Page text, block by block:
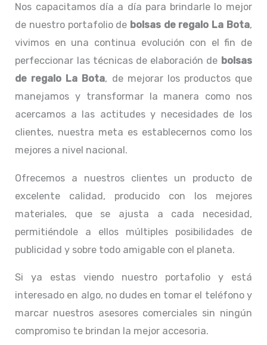
Nos capacitamos día a día para brindarle lo mejor
de nuestro portafolio de bolsas de regalo La Bota,
vivimos en una continua evolución con el fin de
perfeccionar las técnicas de elaboración de bolsas
de regalo La Bota, de mejorar los productos que
manejamos y transformar la manera como nos
acercamos a las actitudes y necesidades de los
clientes, nuestra meta es establecernos como los
mejores a nivel nacional.
Ofrecemos a nuestros clientes un producto de
excelente calidad, producido con los mejores
materiales, que se ajusta a cada necesidad,
permitiéndole a ellos múltiples posibilidades de
publicidad y sobre todo amigable con el planeta.
Si ya estas viendo nuestro portafolio y está
interesado en algo, no dudes en tomar el teléfono y
marcar nuestros asesores comerciales sin ningún
compromiso te brindan la mejor accesoria.